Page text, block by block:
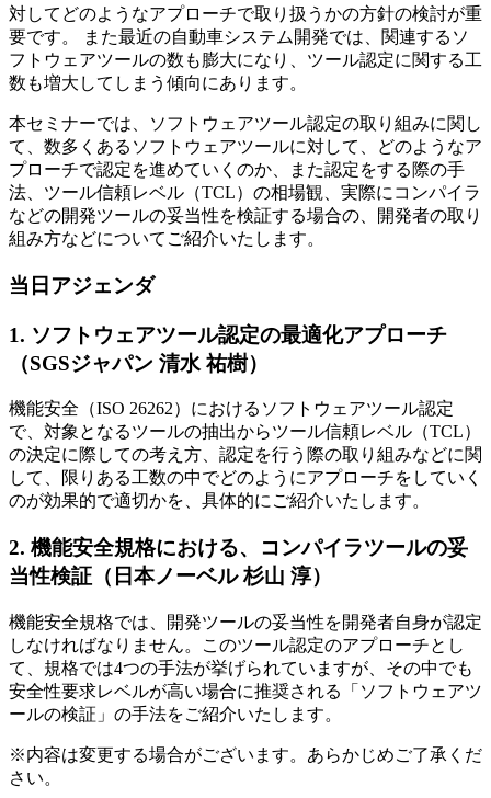
対してどのようなアプローチで取り扱うかの方針の検討が重
要です。 また最近の自動車システム開発では、関連するソ
フトウェアツールの数も膨大になり、ツール認定に関する工
数も増大してしまう傾向にあります。
本セミナーでは、ソフトウェアツール認定の取り組みに関し
て、数多くあるソフトウェアツールに対して、どのようなア
プローチで認定を進めていくのか、また認定をする際の手
法、ツール信頼レベル（TCL）の相場観、実際にコンパイラ
などの開発ツールの妥当性を検証する場合の、開発者の取り
組み方などについてご紹介いたします。
当日アジェンダ
1. ソフトウェアツール認定の最適化アプローチ
（SGSジャパン 清水 祐樹）
機能安全（ISO 26262）におけるソフトウェアツール認定
で、対象となるツールの抽出からツール信頼レベル（TCL）
の決定に際しての考え方、認定を行う際の取り組みなどに関
して、限りある工数の中でどのようにアプローチをしていく
のが効果的で適切かを、具体的にご紹介いたします。
2. 機能安全規格における、コンパイラツールの妥
当性検証（日本ノーベル 杉山 淳）
機能安全規格では、開発ツールの妥当性を開発者自身が認定
しなければなりません。このツール認定のアプローチとし
て、規格では4つの手法が挙げられていますが、その中でも
安全性要求レベルが高い場合に推奨される「ソフトウェアツ
ールの検証」の手法をご紹介いたします。
※内容は変更する場合がございます。あらかじめご了承くだ
さい。